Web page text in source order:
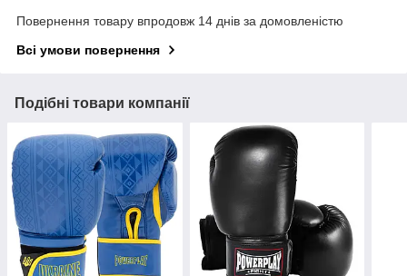
Повернення товару впродовж 14 днів за домовленістю
Всі умови повернення
Подібні товари компанії